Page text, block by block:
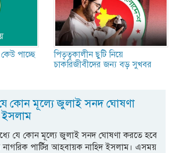
কেউ পাচ্ছে
পিতৃত্বকালীন ছুটি নিয়ে
চাকরিজীবীদের জন্য বড় সুখবর
কোন মূল্যে জুলাই সনদ ঘোষণা
ইসলাম
যে কোন মূল্যে জুলাই সনদ ঘোষণা করতে হবে
নাগরিক পার্টির আহবায়ক নাহিদ ইসলাম। এসময়